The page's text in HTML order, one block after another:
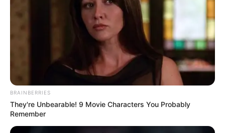
BRAINBERRIES
They're Unbearable! 9 Movie Characters You Probably
Remember